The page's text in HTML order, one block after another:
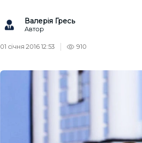
Валерія Гресь
Автор
01 січня 2016 12:53 910